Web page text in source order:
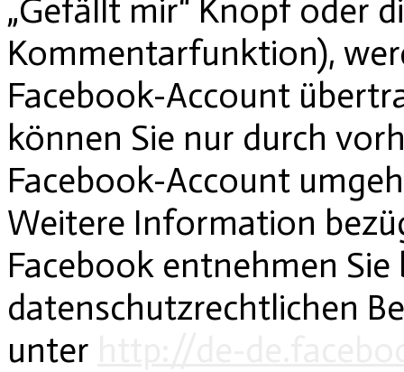
„Gefällt mir“ Knopf oder
Kommentarfunktion),
Facebook-Account
können Sie nur durch
Facebook-Account
Weitere Information
Facebook entnehmen
datenschutzrechtlichen
unter